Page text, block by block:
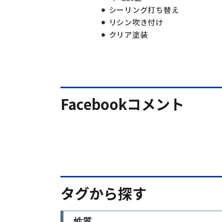
シーリング打ち替え
リシン吹き付け
クリア塗装
Facebookコメント
タグから探す